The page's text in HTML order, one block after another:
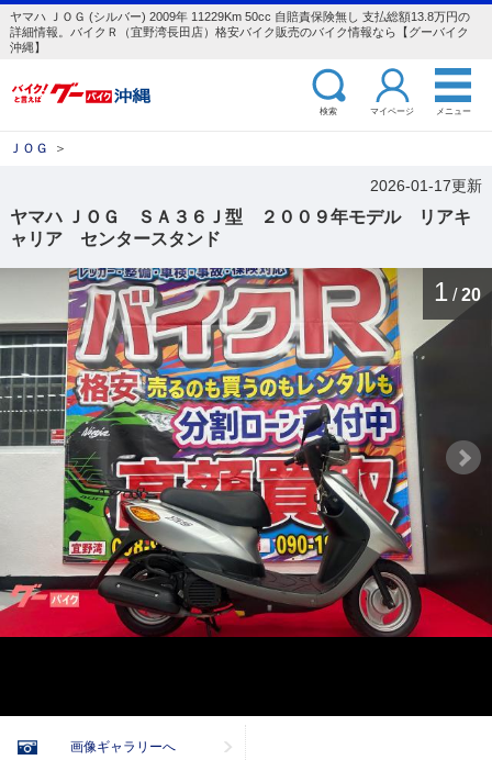
ヤマハ ＪＯＧ (シルバー) 2009年 11229Km 50cc 自賠責保険無し 支払総額13.8万円の
詳細情報。バイクＲ（宜野湾長田店）格安バイク販売のバイク情報なら【グーバイク
沖縄】
検索 マイページ メニュー
ＪＯＧ ＞
2026-01-17更新
ヤマハ ＪＯＧ ＳＡ３６Ｊ型 ２００９年モデル リアキ
ャリア センタースタンド
1 / 20
画像ギャラリーへ